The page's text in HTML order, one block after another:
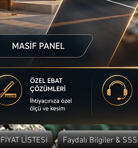
FİYAT LİSTESİ Faydalı Bilgiler & SSS